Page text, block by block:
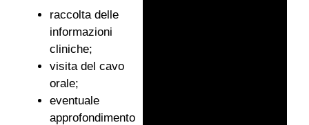
raccolta delle
informazioni
cliniche;
visita del cavo
orale;
eventuale
approfondimento